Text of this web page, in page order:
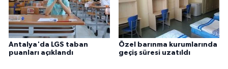
Antalya'da LGS taban
puanları açıklandı
Özel barınma kurumlarında
geçiş süresi uzatıldı